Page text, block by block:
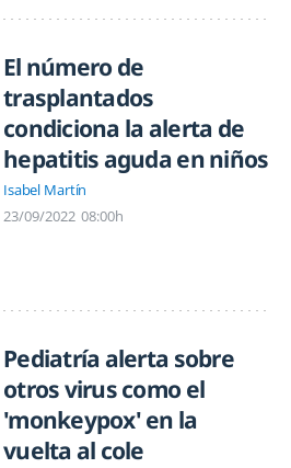
El número de
trasplantados
condiciona la alerta de
hepatitis aguda en niños
Isabel Martín
23/09/2022 08:00h
Pediatría alerta sobre
otros virus como el
'monkeypox' en la
vuelta al cole